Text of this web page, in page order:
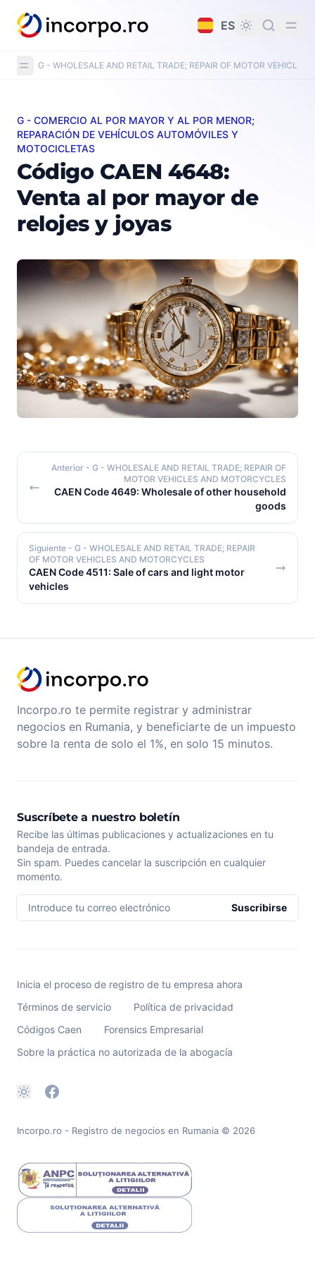
principal
ES
G - WHOLESALE AND RETAIL TRADE; REPAIR OF MOTOR VEHICLES
Código CAEN 4648: Venta al por mayor de relojes y
G - COMERCIO AL POR MAYOR Y AL POR MENOR;
REPARACIÓN DE VEHÍCULOS AUTOMÓVILES Y
MOTOCICLETAS
Código CAEN 4648:
Venta al por mayor de
relojes y joyas
Anterior - G - WHOLESALE AND RETAIL TRADE; REPAIR OF
MOTOR VEHICLES AND MOTORCYCLES
CAEN Code 4649: Wholesale of other household
goods
Siguiente - G - WHOLESALE AND RETAIL TRADE; REPAIR
OF MOTOR VEHICLES AND MOTORCYCLES
CAEN Code 4511: Sale of cars and light motor
vehicles
Incorpo.ro te permite registrar y administrar
negocios en Rumania, y beneficiarte de un impuesto
sobre la renta de solo el 1%, en solo 15 minutos.
Suscríbete a nuestro boletín
Recibe las últimas publicaciones y actualizaciones en tu
bandeja de entrada.
Sin spam. Puedes cancelar la suscripción en cualquier
momento.
Introduce tu correo electrónico Suscribirse
Inicia el proceso de registro de tu empresa ahora
Términos de servicio
Política de privacidad
Códigos Caen
Forensics Empresarial
Sobre la práctica no autorizada de la abogacía
Incorpo.ro - Registro de negocios en Rumania © 2026